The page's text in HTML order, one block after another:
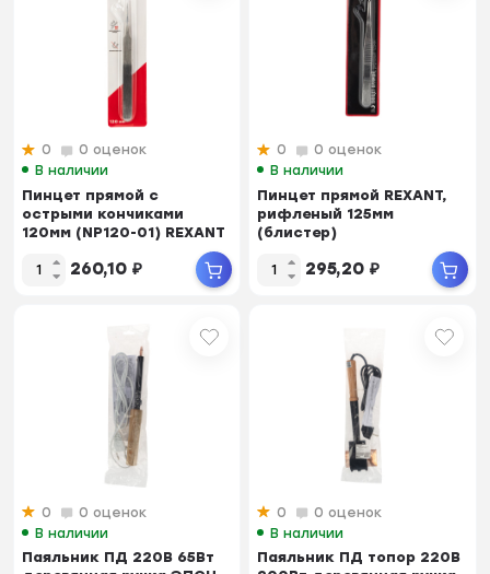
0
0 оценок
В наличии
Пинцет прямой с
острыми кончиками
120мм (NP120-01) REXANT
260,10 ₽
0
0 оценок
В наличии
Пинцет прямой REXANT,
рифленый 125мм
(блистер)
295,20 ₽
0
0 оценок
В наличии
Паяльник ПД 220В 65Вт
0
0 оценок
В наличии
Паяльник ПД топор 220В